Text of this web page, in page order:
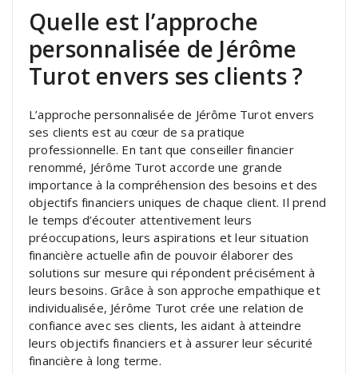
Quelle est l’approche
personnalisée de Jérôme
Turot envers ses clients ?
L’approche personnalisée de Jérôme Turot envers
ses clients est au cœur de sa pratique
professionnelle. En tant que conseiller financier
renommé, Jérôme Turot accorde une grande
importance à la compréhension des besoins et des
objectifs financiers uniques de chaque client. Il prend
le temps d’écouter attentivement leurs
préoccupations, leurs aspirations et leur situation
financière actuelle afin de pouvoir élaborer des
solutions sur mesure qui répondent précisément à
leurs besoins. Grâce à son approche empathique et
individualisée, Jérôme Turot crée une relation de
confiance avec ses clients, les aidant à atteindre
leurs objectifs financiers et à assurer leur sécurité
financière à long terme.